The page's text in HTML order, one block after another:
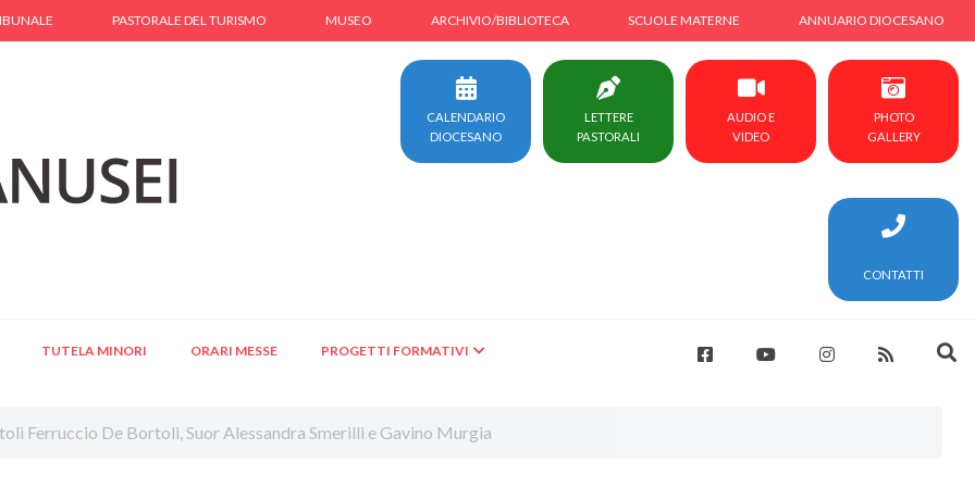
PASTORALE DEL TURISMO MUSEO ARCHIVIO/BIBLIOTECA SCUOLE MATERNE ANNUARIO DIOCESANO
CALENDARIO
DIOCESANO
LETTERE
PASTORALI
AUDIO E
VIDEO
PHOTO
GALLERY
CONTATTI
TUTELA MINORI ORARI MESSE PROGETTI FORMATIVI
Ferruccio De Bortoli, Suor Alessandra Smerilli e Gavino Murgia